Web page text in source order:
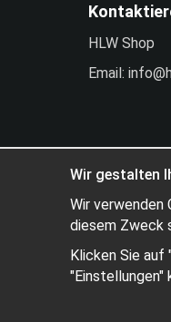
HLW Shop
Email:
Wir gestalten
Wir verwenden
diesem Zweck
Klicken Sie auf
"Einstellungen"